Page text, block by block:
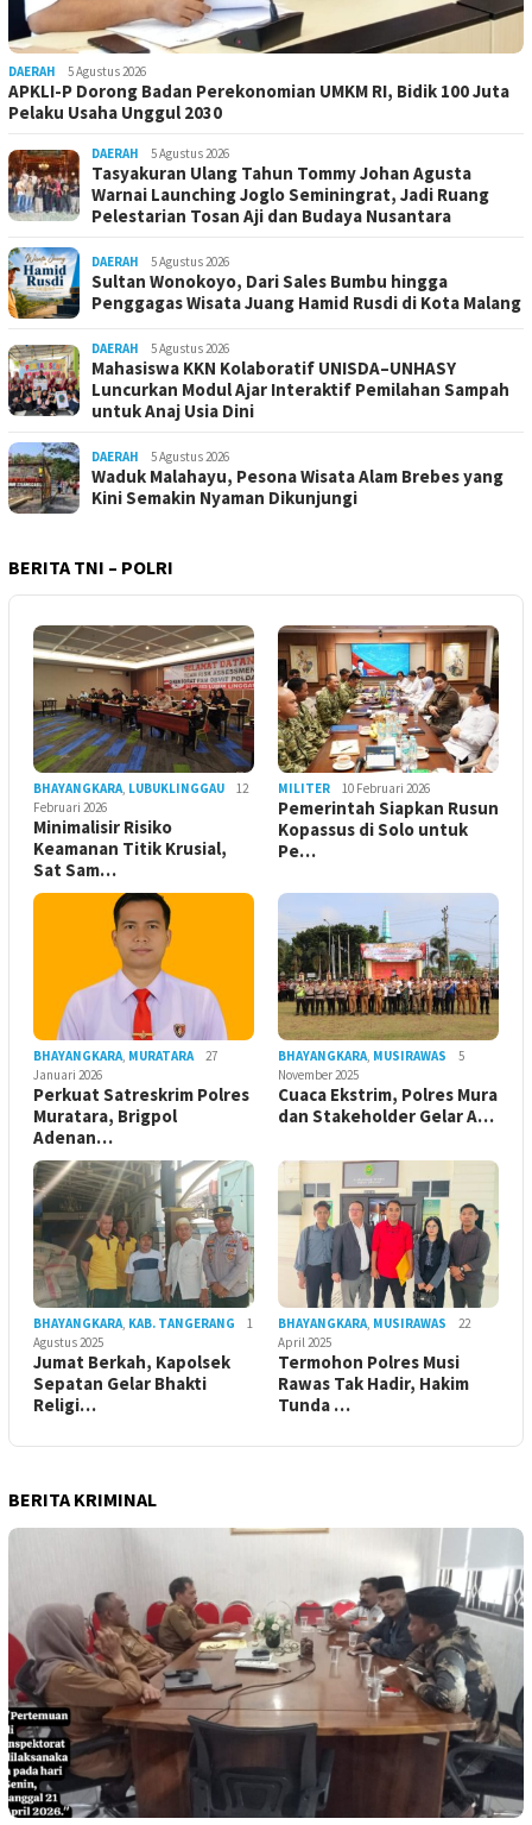
DAERAH 5 Agustus 2026
APKLI-P Dorong Badan Perekonomian UMKM RI, Bidik 100 Juta
Pelaku Usaha Unggul 2030
DAERAH 5 Agustus 2026
Tasyakuran Ulang Tahun Tommy Johan Agusta
Warnai Launching Joglo Seminingrat, Jadi Ruang
Pelestarian Tosan Aji dan Budaya Nusantara
DAERAH 5 Agustus 2026
Sultan Wonokoyo, Dari Sales Bumbu hingga
Penggagas Wisata Juang Hamid Rusdi di Kota Malang
DAERAH 5 Agustus 2026
Mahasiswa KKN Kolaboratif UNISDA–UNHASY
Luncurkan Modul Ajar Interaktif Pemilahan Sampah
untuk Anaj Usia Dini
DAERAH 5 Agustus 2026
Waduk Malahayu, Pesona Wisata Alam Brebes yang
Kini Semakin Nyaman Dikunjungi
BERITA TNI – POLRI
BHAYANGKARA, LUBUKLINGGAU
12
Februari 2026
Minimalisir Risiko
Keamanan Titik Krusial,
Sat Sam…
MILITER 10 Februari 2026
Pemerintah Siapkan Rusun
Kopassus di Solo untuk
Pe…
BHAYANGKARA, MURATARA
27
Januari 2026
Perkuat Satreskrim Polres
Muratara, Brigpol
Adenan…
BHAYANGKARA, MUSIRAWAS
5
November 2025
Cuaca Ekstrim, Polres Mura
dan Stakeholder Gelar A…
BHAYANGKARA, KAB. TANGERANG
1
Agustus 2025
Jumat Berkah, Kapolsek
Sepatan Gelar Bhakti
Religi…
BHAYANGKARA, MUSIRAWAS
22
April 2025
Termohon Polres Musi
Rawas Tak Hadir, Hakim
Tunda …
BERITA KRIMINAL